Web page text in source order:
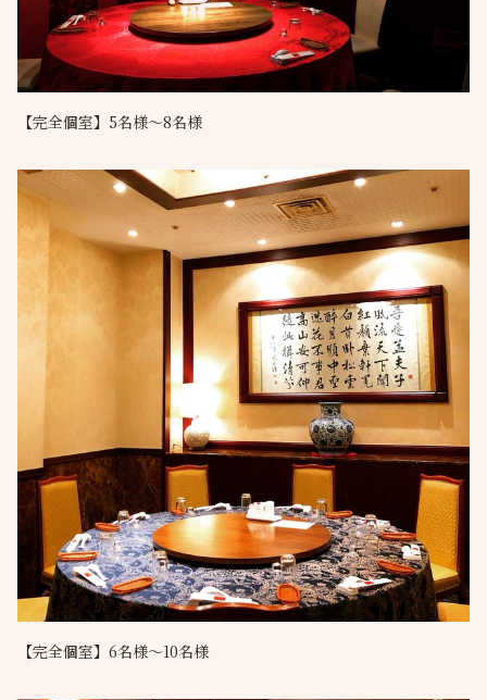
【完全個室】5名様～8名様
【完全個室】6名様～10名様